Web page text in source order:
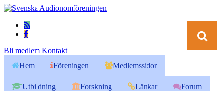
Bli medlem Kontakt
Hem
Föreningen Medlemssidor
Utbildning Forskning Länkar Forum